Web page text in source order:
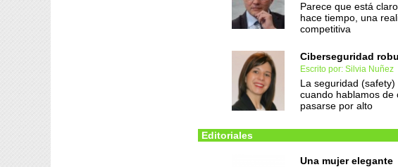
Parece que está
hace tiempo, una
competitiva
Ciberseguridad
Escrito por: Silvia Nuñez
La seguridad
cuando hablamos de
pasarse por alto
Editoriales
Una mujer elegante